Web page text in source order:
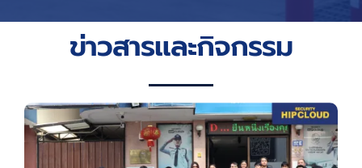
ข่าวสารและกิจกรรม